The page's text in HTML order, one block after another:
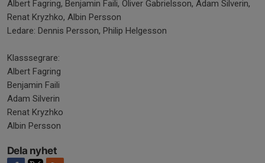
Albert Fagring, Benjamin Faili, Oliver Gabrielsson, Adam Silverin,
Renat Kryzhko, Albin Persson
Ledare: Dennis Persson, Philip Helgesson
Klasssegrare:
Albert Fagring
Benjamin Faili
Adam Silverin
Renat Kryzhko
Albin Persson
Dela nyhet